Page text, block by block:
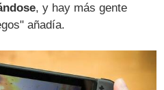
, y hay más gente
añadía.